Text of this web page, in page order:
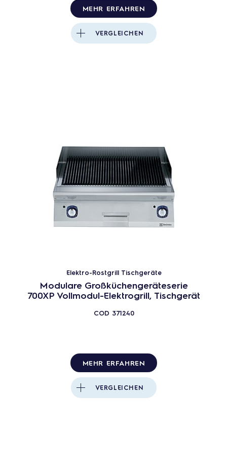
MEHR ERFAHREN
VERGLEICHEN
Elektro-Rostgrill Tischgeräte
Modulare Großküchengeräteserie
700XP Vollmodul-Elektrogrill, Tischgerät
COD 371240
MEHR ERFAHREN
VERGLEICHEN